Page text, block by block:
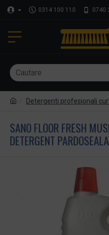
0314 100 110 0740
Detergenti profesionali
SANO FLOOR FRESH
DETERGENT PARDOSEALA